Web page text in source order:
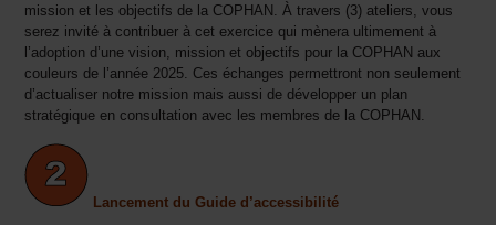
mission et les objectifs de la COPHAN. À travers (3) ateliers, vous
serez invité à contribuer à cet exercice qui mènera ultimement à
l’adoption d’une vision, mission et objectifs pour la COPHAN aux
couleurs de l’année 2025. Ces échanges permettront non seulement
d’actualiser notre mission mais aussi de développer un plan
stratégique en consultation avec les membres de la COPHAN.
Lancement du Guide d’accessibilité